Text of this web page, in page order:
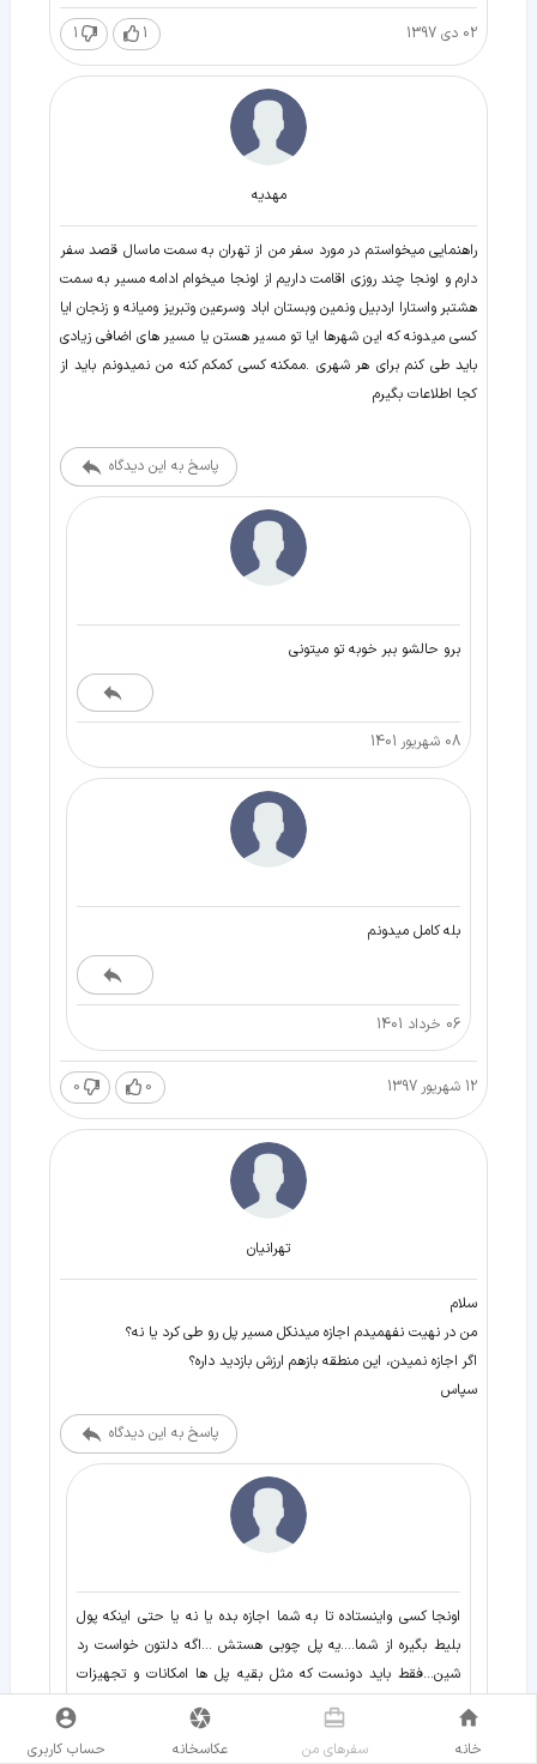
02 دی 1397 1
1
مهدیه
راهنمایی میخواستم در مورد سفر من از تهران به سمت ماسال قصد سفر
دارم و اونجا چند روزی اقامت داریم از اونجا میخوام ادامه مسیر به سمت
هشتبر واستارا اردبیل ونمین وبستان اباد وسرعین وتبریز ومیانه و زنجان ایا
کسی میدونه که این شهرها ایا تو مسیر هستن یا مسیر های اضافی زیادی
باید طی کنم برای هر شهری .ممکنه کسی کمکم کنه من نمیدونم باید از
کجا اطلاعات بگیرم
پاسخ به این دیدگاه
برو حالشو ببر خوبه تو میتونی
08 شهریور 1401
بله کامل میدونم
06 خرداد 1401
12 شهریور 1397 0
0
تهرانیان
سلام
من در نهیت نفهمیدم اجازه میدنکل مسیر پل رو طی کرد یا نه؟
اگر اجازه نمیدن، این منطقه بازهم ارزش بازدید داره؟
سپاس
پاسخ به این دیدگاه
اونجا کسی واینستاده تا به شما اجازه بده یا نه یا حتی اینکه پول
بلیط بگیره از شما....یه پل چوبی هستش ...اگه دلتون خواست رد
شین...فقط باید دونست که مثل بقیه پل ها امکانات و تجهیزات
تفریحی کامل نداره....یه پل چوبی با یه طبیعت بکر
خانه سفر‌های من عکاسخانه حساب کاربری